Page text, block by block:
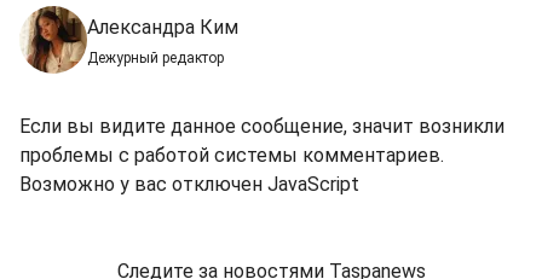
Александра Ким
Дежурный редактор
Если вы видите данное сообщение, значит возникли
проблемы с работой системы комментариев.
Возможно у вас отключен JavaScript
Следите за новостями Taspanews